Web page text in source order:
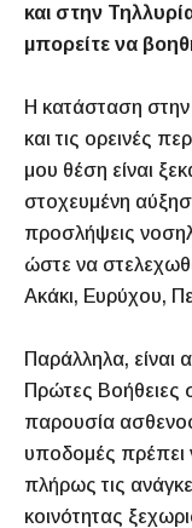
και στην
μπορείτε να
Η κατάσταση στην
και τις ορεινές
μου θέση είναι
στοχευμένη
προσλήψεις
ώστε να
Ακάκι, Ευρύχου,
Παράλληλα, είναι
Πρώτες Βοήθειες
παρουσία
υποδομές πρέπει
πλήρως τις
κοινότητας